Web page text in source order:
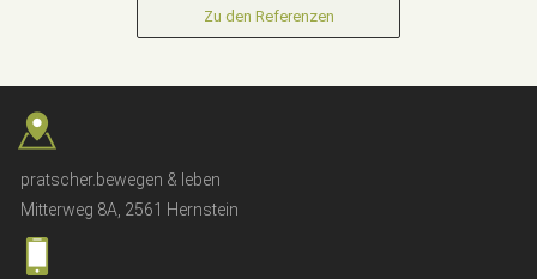
Zu den Referenzen
pratscher.bewegen & leben
Mitterweg 8A, 2561 Hernstein